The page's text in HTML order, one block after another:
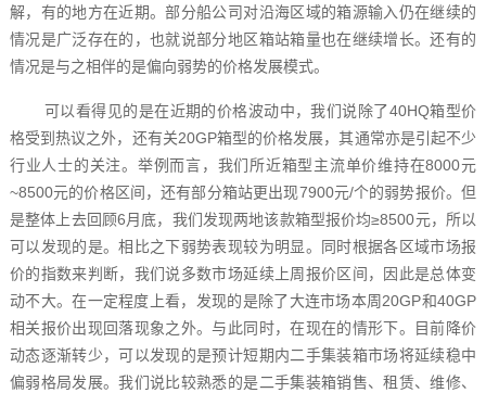
解，有的地方在近期。部分船公司对沿海区域的箱源输入仍在继续的
情况是广泛存在的，也就说部分地区箱站箱量也在继续增长。还有的
情况是与之相伴的是偏向弱势的价格发展模式。
可以看得见的是在近期的价格波动中，我们说除了40HQ箱型价
格受到热议之外，还有关20GP箱型的价格发展，其通常亦是引起不少
行业人士的关注。举例而言，我们所近箱型主流单价维持在8000元
~8500元的价格区间，还有部分箱站更出现7900元/个的弱势报价。但
是整体上去回顾6月底，我们发现两地该款箱型报价均≥8500元，所以
可以发现的是。相比之下弱势表现较为明显。同时根据各区域市场报
价的指数来判断，我们说多数市场延续上周报价区间，因此是总体变
动不大。在一定程度上看，发现的是除了大连市场本周20GP和40GP
相关报价出现回落现象之外。与此同时，在现在的情形下。目前降价
动态逐渐转少，可以发现的是预计短期内二手集装箱市场将延续稳中
偏弱格局发展。我们说比较熟悉的是二手集装箱销售、租赁、维修、